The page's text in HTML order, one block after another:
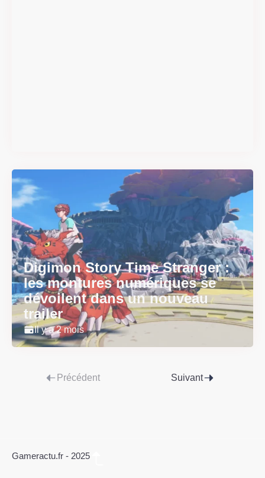
Digimon Story Time Stranger :
les montures numériques se
dévoilent dans un nouveau
trailer
Il y a 2 mois
Précédent Suivant
Gameractu.fr - 2025